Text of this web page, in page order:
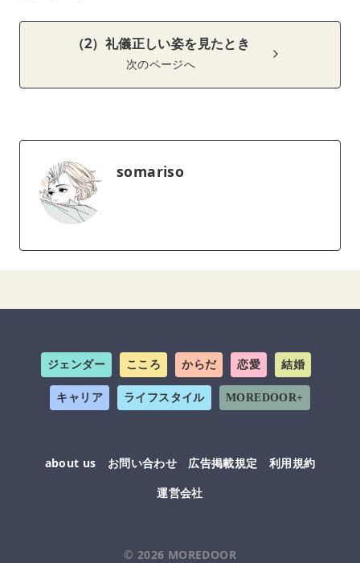
（2）礼儀正しい姿を見たとき
次のページへ
somariso
ジェンダー こころ からだ 恋愛 結婚
キャリア ライフスタイル MOREDOOR+
about us お問い合わせ 広告掲載規定
利用規約
運営会社
© 2026 MOREDOOR